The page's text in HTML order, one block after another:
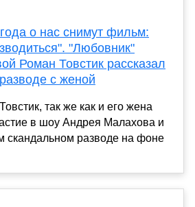
о нас снимут фильм:
"Любовник"
Роман Товстик рассказал
с женой
так же как и его жена
в шоу Андрея Малахова и
скандальном разводе на фоне